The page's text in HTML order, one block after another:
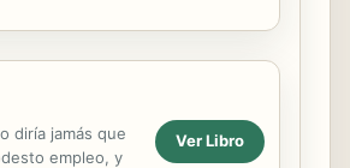
diría jamás que
empleo, y
Ver Libro